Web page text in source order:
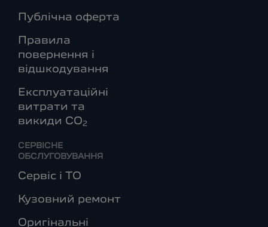
Публічна оферта
Правила
повернення і
відшкодування
Експлуатаційні
витрати та
викиди СО2
СЕРВІСНЕ
ОБСЛУГОВУВАННЯ
Сервіс і ТО
Кузовний ремонт
Оригінальні